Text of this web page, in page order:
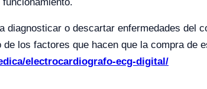
o descartar enfermedades del
los factores que hacen que la compra de
electrocardiografo-ecg-digital/